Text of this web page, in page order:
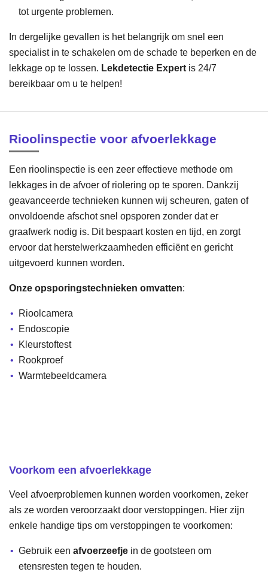
tot urgente problemen.
In dergelijke gevallen is het belangrijk om snel een
specialist in te schakelen om de schade te beperken en de
lekkage op te lossen. Lekdetectie Expert is 24/7
bereikbaar om u te helpen!
Rioolinspectie voor afvoerlekkage
Een rioolinspectie is een zeer effectieve methode om
lekkages in de afvoer of riolering op te sporen. Dankzij
geavanceerde technieken kunnen wij scheuren, gaten of
onvoldoende afschot snel opsporen zonder dat er
graafwerk nodig is. Dit bespaart kosten en tijd, en zorgt
ervoor dat herstelwerkzaamheden efficiënt en gericht
uitgevoerd kunnen worden.
Onze opsporingstechnieken omvatten:
Rioolcamera
Endoscopie
Kleurstoftest
Rookproef
Warmtebeeldcamera
Voorkom een afvoerlekkage
Veel afvoerproblemen kunnen worden voorkomen, zeker
als ze worden veroorzaakt door verstoppingen. Hier zijn
enkele handige tips om verstoppingen te voorkomen:
Gebruik een afvoerzeefjein de gootsteen om
etensresten tegen te houden.